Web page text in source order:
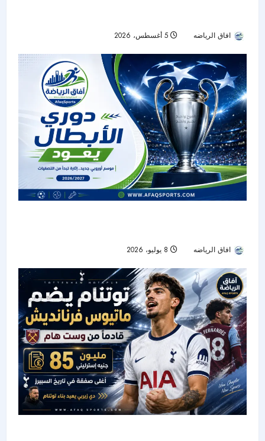
افاق الرياضه 5 أغسطس، 2026
افاق الرياضه